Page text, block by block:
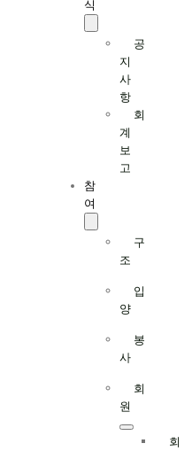
식
공
지
사
항
회
계
보
고
참
여
구
조
입
양
봉
사
회
원
회